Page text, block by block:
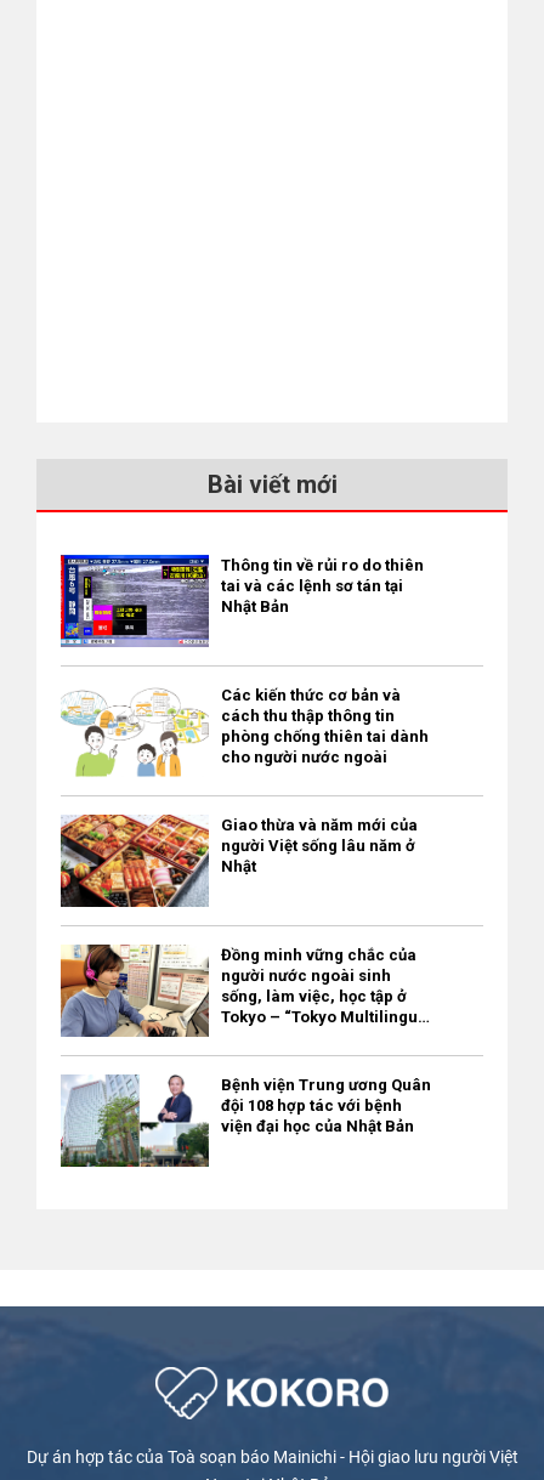
Bài viết mới
Thông tin về rủi ro do thiên
tai và các lệnh sơ tán tại
Nhật Bản
Các kiến thức cơ bản và
cách thu thập thông tin
phòng chống thiên tai dành
cho người nước ngoài
Giao thừa và năm mới của
người Việt sống lâu năm ở
Nhật
Đồng minh vững chắc của
người nước ngoài sinh
sống, làm việc, học tập ở
Tokyo – “Tokyo Multilingual
phí
Bệnh viện Trung ương Quân
đội 108 hợp tác với bệnh
viện đại học của Nhật Bản
Dự án hợp tác của Toà soạn báo Mainichi - Hội giao lưu người Việt